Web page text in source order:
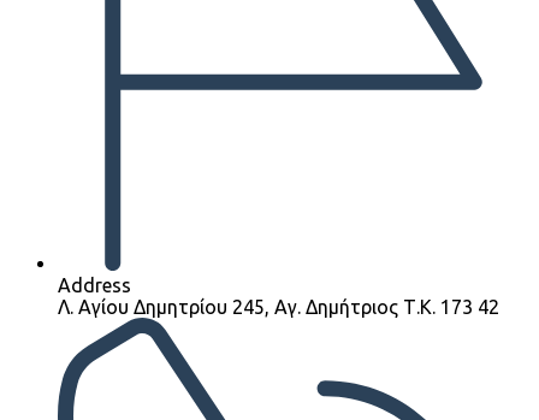
Address
Λ. Αγίου Δημητρίου 245, Αγ. Δημήτριος Τ.Κ. 173 42